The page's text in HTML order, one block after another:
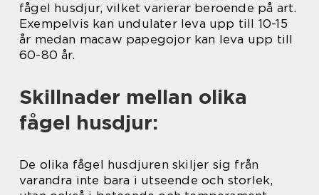
fågel husdjur, vilket varierar beroende på art.
Exempelvis kan undulater leva upp till 10-15
år medan macaw papegojor kan leva upp till
60-80 år.
Skillnader mellan olika
fågel husdjur:
De olika fågel husdjuren skiljer sig från
varandra inte bara i utseende och storlek,